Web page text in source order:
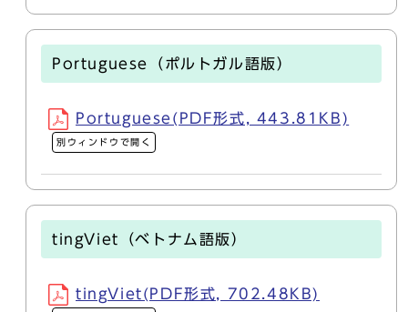
Portuguese（ポルトガル語版）
Portuguese(PDF形式, 443.81KB)
別ウィンドウで開く
tingViet（ベトナム語版）
tingViet(PDF形式, 702.48KB)